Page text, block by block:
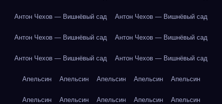
Антон Чехов — Вишнёвый сад Антон Чехов — Вишнёвый сад
Антон Чехов — Вишнёвый сад Антон Чехов — Вишнёвый сад
Антон Чехов — Вишнёвый сад Антон Чехов — Вишнёвый сад
Апельсин Апельсин Апельсин Апельсин Апельсин
Апельсин Апельсин Апельсин Апельсин Апельсин